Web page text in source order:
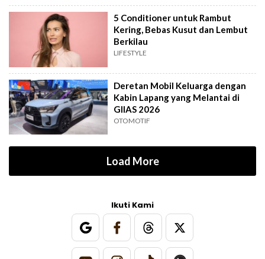
5 Conditioner untuk Rambut
Kering, Bebas Kusut dan Lembut
Berkilau
LIFESTYLE
Deretan Mobil Keluarga dengan
Kabin Lapang yang Melantai di
GIIAS 2026
OTOMOTIF
Load More
Ikuti Kami